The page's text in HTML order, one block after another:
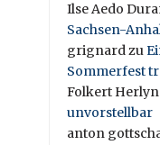
Ilse Aedo
Sachsen-
grignardzu
Sommerfest
Folkert Herlyn
unvorstellbar
anton